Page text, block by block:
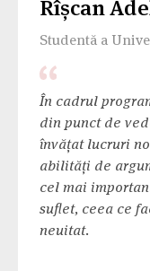
Rîșcan
Studentă a
În cadrul
din punct de
învățat lucruri
abilități de
cel mai
suflet, ceea ce
neuitat.